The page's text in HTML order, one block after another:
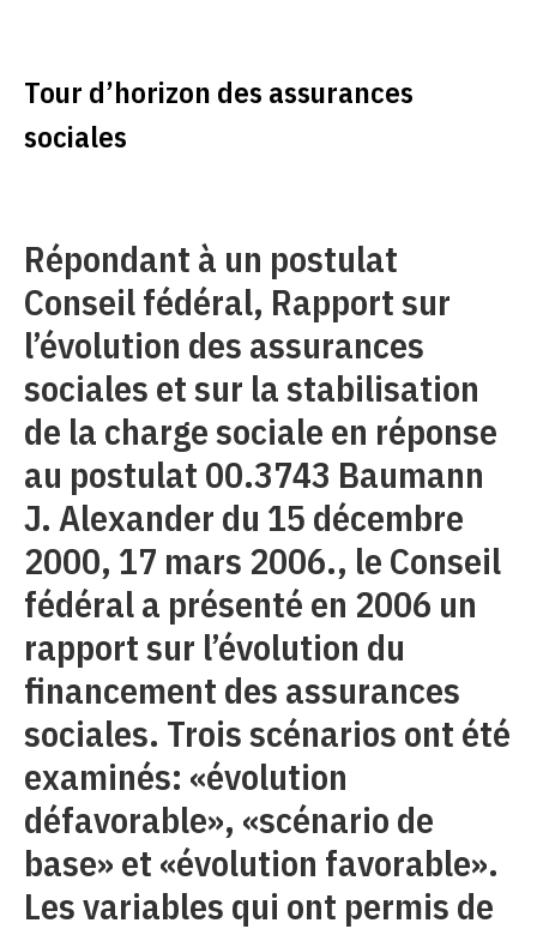
Tour d’horizon des assurances
sociales
Répondant à un postulat
Conseil fédéral, Rapport sur
l’évolution des assurances
sociales et sur la stabilisation
de la charge sociale en réponse
au postulat 00.3743 Baumann
J. Alexander du 15 décembre
2000, 17 mars 2006., le Conseil
fédéral a présenté en 2006 un
rapport sur l’évolution du
financement des assurances
sociales. Trois scénarios ont été
examinés: «évolution
défavorable», «scénario de
base» et «évolution favorable».
Les variables qui ont permis de